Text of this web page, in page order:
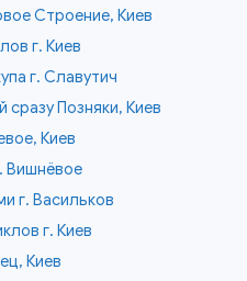
Строение, Киев
г. Киев
г. Славутич
сразу Позняки, Киев
Киев
Вишнёвое
г. Васильков
г. Киев
Киев